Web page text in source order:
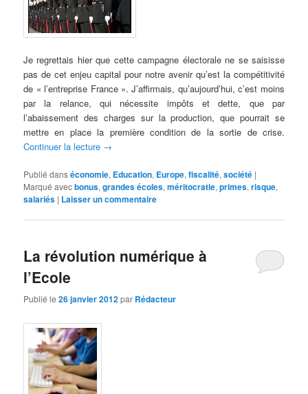
Je regrettais hier que cette campagne électorale ne se saisisse
pas de cet enjeu capital pour notre avenir qu’est la compétitivité
de « l’entreprise France ». J’affirmais, qu’aujourd’hui, c’est moins
par la relance, qui nécessite impôts et dette, que par
l’abaissement des charges sur la production, que pourrait se
mettre en place la première condition de la sortie de crise.
Continuer la lecture →
Publié danséconomie, Education, Europe,fiscalité,société |
Marqué avecbonus,grandes écoles,méritocratie,primes,risque,
salariés | Laisser un commentaire
La révolution numérique à
l’Ecole
Publié le26 janvier 2012par Rédacteur